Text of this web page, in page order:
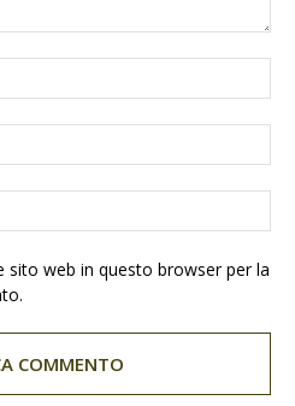
sito web in questo browser per la